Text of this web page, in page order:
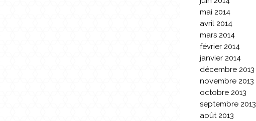
mai 2014
avril 2014
mars 2014
février 2014
janvier 2014
décembre 2013
novembre 2013
octobre 2013
septembre 2013
août 2013